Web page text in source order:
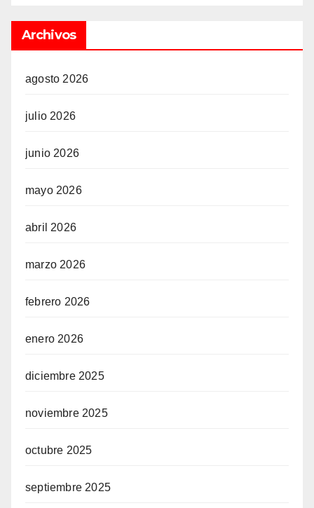
Archivos
agosto 2026
julio 2026
junio 2026
mayo 2026
abril 2026
marzo 2026
febrero 2026
enero 2026
diciembre 2025
noviembre 2025
octubre 2025
septiembre 2025